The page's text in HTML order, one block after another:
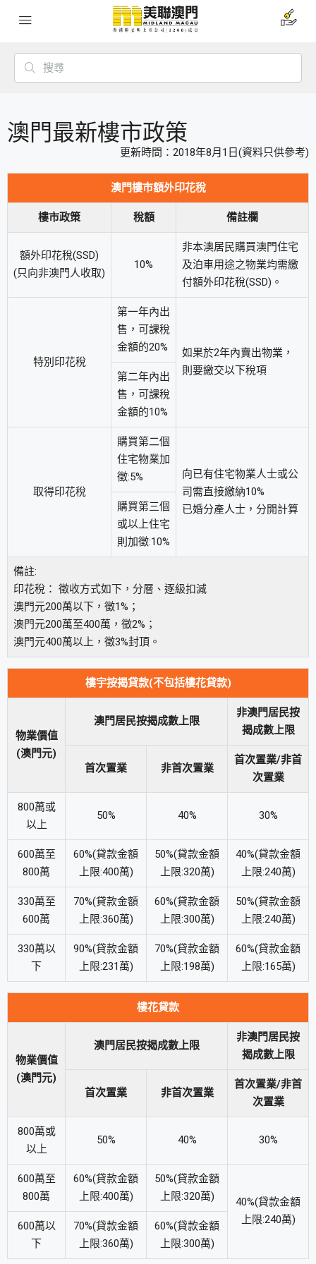
澳門最新樓市政策
更新時間：2018年8月1日(資料只供參考)
澳門樓市額外印花稅
樓市政策 稅額 備註欄
額外印花稅(SSD)
(只向非澳門人收取)
10%
非本澳居民購買澳門住宅
及泊車用途之物業均需繳
付額外印花稅(SSD)。
特別印花稅
第一年內出
售，可課稅
金額的20%
如果於2年內賣出物業，
則要繳交以下稅項
第二年內出
售，可課稅
金額的10%
取得印花稅
購買第二個
住宅物業加
徵:5%
向已有住宅物業人士或公
司需直接繳納10%
已婚分產人士，分開計算
購買第三個
或以上住宅
則加徵:10%
備註:
印花稅： 徵收方式如下，分層、逐級扣減
澳門元200萬以下，徵1%；
澳門元200萬至400萬，徵2%；
澳門元400萬以上，徵3%封頂。
樓宇按揭貸款(不包括樓花貸款)
物業價值
(澳門元)
澳門居民按揭成數上限
非澳門居民按
揭成數上限
首次置業 非首次置業
首次置業/非首
次置業
800萬或
以上
50% 40% 30%
600萬至
800萬
60%(貸款金額
上限:400萬)
50%(貸款金額
上限:320萬)
40%(貸款金額
上限:240萬)
330萬至
600萬
70%(貸款金額
上限:360萬)
60%(貸款金額
上限:300萬)
50%(貸款金額
上限:240萬)
330萬以
下
90%(貸款金額
上限:231萬)
70%(貸款金額
上限:198萬)
60%(貸款金額
上限:165萬)
樓花貸款
物業價值
(澳門元)
澳門居民按揭成數上限
非澳門居民按
揭成數上限
首次置業 非首次置業
首次置業/非首
次置業
800萬或
以上
50% 40% 30%
600萬至
800萬
60%(貸款金額
上限:400萬)
50%(貸款金額
上限:320萬)
40%(貸款金額
上限:240萬)
600萬以
下
70%(貸款金額
上限:360萬)
60%(貸款金額
上限:300萬)